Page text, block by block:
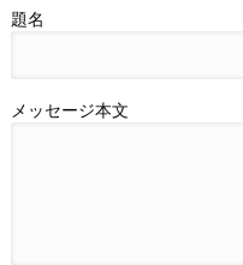
題名
メッセージ本文